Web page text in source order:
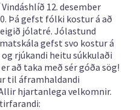
12. desember
Þá gefst fólki kostur á að
jólatré. Jólastund
gefst svo kostur á
rjúkandi heitu súkkulaði
að taka með sér góða sög!
til áframhaldandi
hjartanlega velkomnir.